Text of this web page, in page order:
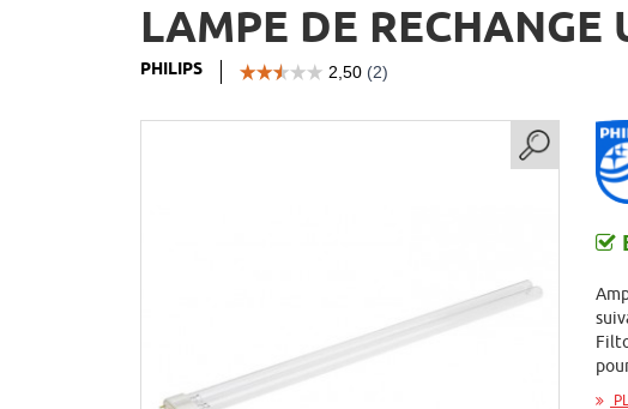
LAMPE DE RECHANGE
PHILIPS